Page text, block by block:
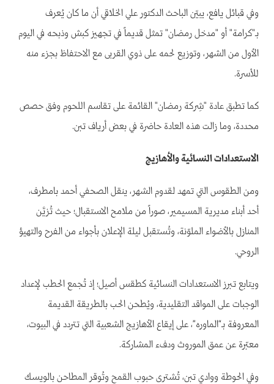
وفي قبائل يافع، يبيّن الباحث الدكتور علي الخلاقي أن ما كان يُعرف
بـ"كرامة" أو "مدخل رمضان" تمثل قديماً في تجهيز كبش وذبحه في اليوم
الأول من الشهر، وتوزيع لحمه على ذوي القربى مع الاحتفاظ بجزء منه
للأسرة.
كما تطبق عادة "شِركة رمضان" القائمة على تقاسم اللحوم وفق حصص
محددة، وما زالت هذه العادة حاضرة في بعض أرياف تبن.
الاستعدادات النسائية والأهازيج
ومن الطقوس التي تمهد لقدوم الشهر، ينقل الصحفي أحمد بامطرف،
أحد أبناء مديرية المسيمير، صوراً من ملامح الاستقبال؛ حيث تُزيَّن
المنازل بالأضواء الملوّنة، وتُستقبل ليلة الإعلان بأجواء من الفرح والتهيؤ
الروحي.
ويتابع تبرز الاستعدادات النسائية كطقس أصيل؛ إذ تُجمع الحطب لإعداد
الوجبات على المواقد التقليدية، ويُطحن الحب بالطريقة القديمة
المعروفة بـ“الماوره”، على إيقاع الأهازيج الشعبية التي تتردد في البيوت،
معبّرة عن عمق الموروث ودفء المشاركة.
وفي الحوطة ووادي تبن، تُشترى حبوب القمح وتُوقر المطاحن بالويسك